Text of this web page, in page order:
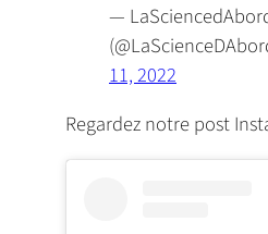
—
11, 2022
Regardez notre post